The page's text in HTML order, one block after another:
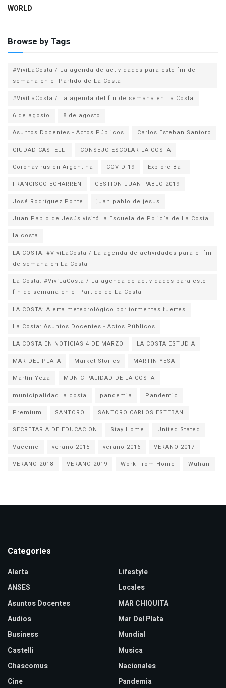
WORLD
Browse by Tags
#VivíLaCosta / La agenda de actividades para este fin de
semana en el Partido de La Costa
#VivíLaCosta / La agenda del fin de semana en La Costa
6 de agosto
8 de agosto
Asuntos Docentes - Actos Públicos
Carlos Esteban Santoro
CIUDAD CASTELLI
CONSEJO ESCOLAR LA COSTA
Coronavirus en Argentina
COVID-19
Explore Bali
FRANCISCO ECHARREN
GESTION JUAN PABLO 2019
José Rodríguez Ponte
juan pablo de jesus
la costa
LA COSTA: #VivíLaCosta / La agenda de actividades para el fin
de semana en La Costa
La Costa: #VivíLaCosta / La agenda de actividades para este
fin de semana en el Partido de La Costa
LA COSTA: Alerta meteorológico por tormentas fuertes
La Costa: Asuntos Docentes - Actos Públicos
LA COSTA EN NOTICIAS 4 DE MARZO
LA COSTA ESTUDIA
MAR DEL PLATA
Market Stories
MARTIN YESA
Martín Yeza
MUNICIPALIDAD DE LA COSTA
municipalidad la costa
pandemia
Pandemic
Premium
SANTORO
SANTORO CARLOS ESTEBAN
SECRETARIA DE EDUCACION
Stay Home
United Stated
Vaccine
verano 2015 verano 2016
VERANO 2017
VERANO 2018
VERANO 2019 Work From Home Wuhan
Categories
Alerta
ANSES
Asuntos Docentes
Audios
Business
Castelli
Chascomus
Cine
Lifestyle
Locales
MAR CHIQUITA
Mar Del Plata
Mundial
Musica
Nacionales
Pandemia